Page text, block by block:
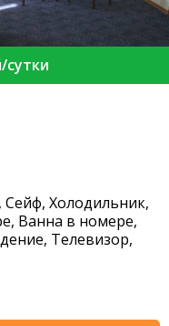
сутки
Холодильник,
Ванна в номере,
Телевизор,